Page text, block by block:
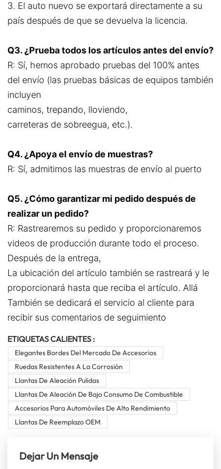
3. El auto nuevo se exportará directamente a su
país después de que se devuelva la licencia.
Q3. ¿Prueba todos los artículos antes del envío?
R: Sí, hemos aprobado pruebas del 100% antes
del envío (las pruebas básicas de equipos también
incluyen
caminos, trepando, lloviendo,
carreteras de sobreegua, etc.).
Q4. ¿Apoya el envío de muestras?
R: Sí, admitimos las muestras de envío al puerto
Q5. ¿Cómo garantizar mi pedido después de
realizar un pedido?
R: Rastrearemos su pedido y proporcionaremos
videos de producción durante todo el proceso.
Después de la entrega,
La ubicación del artículo también se rastreará y le
proporcionará hasta que reciba el artículo. Allá
También se dedicará el servicio al cliente para
recibir sus comentarios de seguimiento
ETIQUETAS CALIENTES :
Elegantes Bordes Del Mercado De Accesorios
Ruedas Resistentes A La Corrosión
Llantas De Aleación Pulidas
Llantas De Aleación De Bajo Consumo De Combustible
Accesorios Para Automóviles De Alto Rendimiento
Llantas De Reemplazo OEM
Dejar Un Mensaje